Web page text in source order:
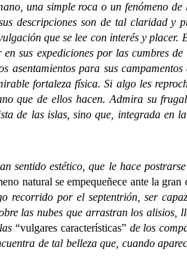
una simple roca o un fenómeno de
descripciones son de tal claridad y
que se lee con interés y placer.
sus expediciones por las cumbres de
asentamientos para sus
fortaleza física. Si algo les
que de ellos hacen. Admira su
de las islas, sino que, integrada en
estético, que le hace
natural se empequeñece ante la gran
recorrido por el septentrión, ser
las nubes que arrastran los alisios,
las“vulgares características” de los
de tal belleza que, cuando